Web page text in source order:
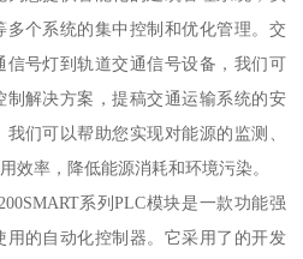
个系统的集中控制和优化管理。交
号灯到轨道交通信号设备，我们可
制解决方案，提稿交通运输系统的安
们可以帮助您实现对能源的监测、
效率，降低能源消耗和环境污染。
系列PLC模块是一款功能强
的自动化控制器。它采用了的开发